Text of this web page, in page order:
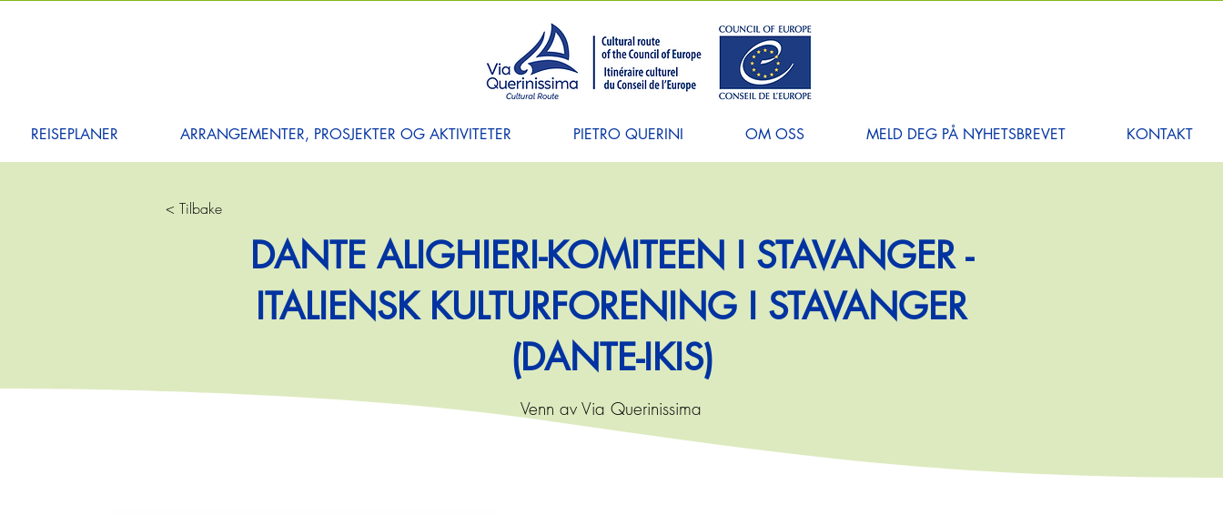
REISEPLANER ARRANGEMENTER, PROSJEKTER OG AKTIVITETER PIETRO QUERINI OM OSS MELD DEG PÅ NYHETSBREVET KONTAKT
< Tilbake
DANTE ALIGHIERI-KOMITEEN I STAVANGER -
ITALIENSK KULTURFORENING I STAVANGER
(DANTE-IKIS)
Venn av Via Querinissima